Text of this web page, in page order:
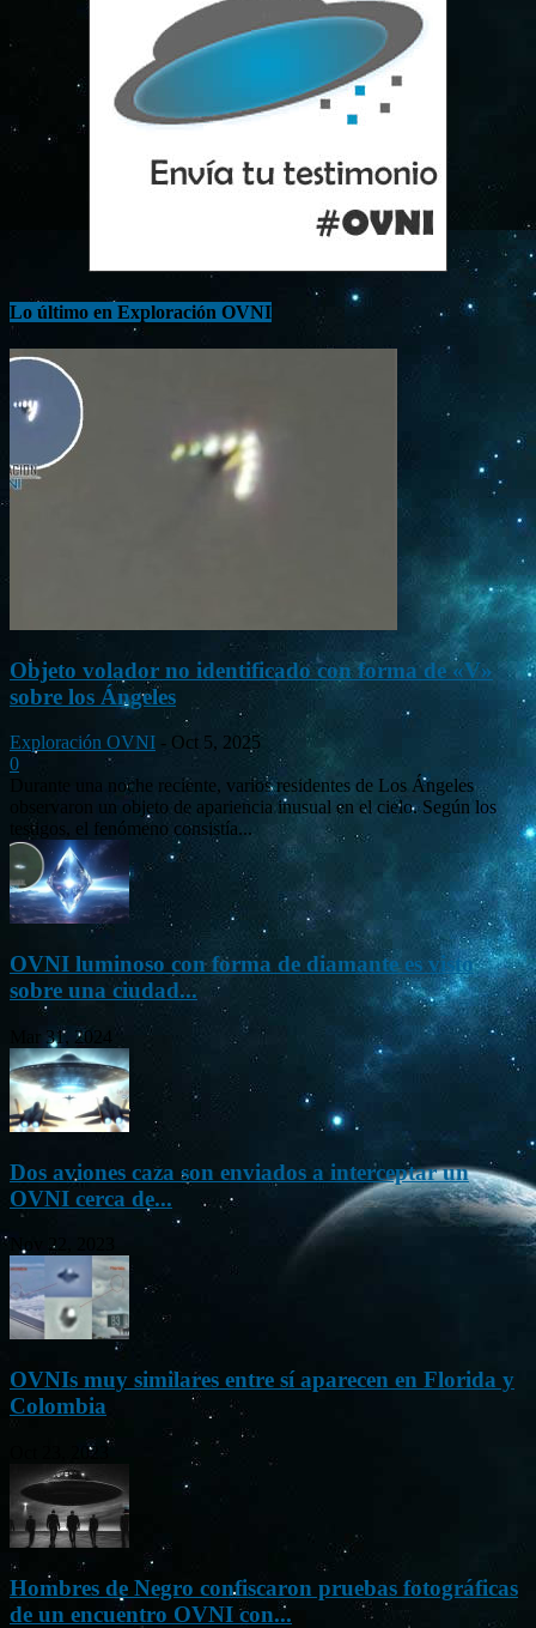
Lo último en Exploración OVNI
Objeto volador no identificado con forma de «V»
sobre los Ángeles
Exploración OVNI - Oct 5, 2025
0
Durante una noche reciente, varios residentes de Los Ángeles
observaron un objeto de apariencia inusual en el cielo. Según los
testigos, el fenómeno consistía...
OVNI luminoso con forma de diamante es visto
sobre una ciudad...
Mar 31, 2024
Dos aviones caza son enviados a interceptar un
OVNI cerca de...
Nov 22, 2023
OVNIs muy similares entre sí aparecen en Florida y
Colombia
Oct 23, 2023
Hombres de Negro confiscaron pruebas fotográficas
de un encuentro OVNI con...